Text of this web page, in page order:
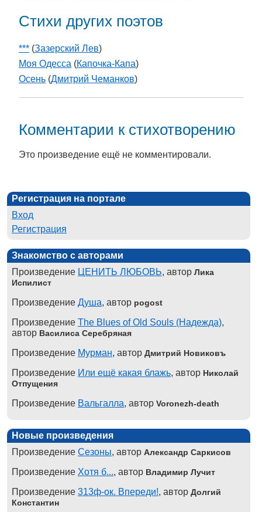
Стихи других поэтов
*** (Зазерский Лев)
Моя Одесса (Капочка-Капа)
Осень (Дмитрий Чеманков)
Комментарии к стихотворению
Это произведение ещё не комментировали.
Регистрация на портале
Вход
Регистрация
Знакомство с авторами
Произведение ЦЕНИТЬ ЛЮБОВЬ, автор Лика
Испилист
Произведение Душа, автор pogost
Произведение The Blues of Old Souls (Надежда),
автор Василиса Серебряная
Произведение Мурман, автор Дмитрий Новиковъ
Произведение Или ещё какая блажь, автор Николай
Отпущения
Произведение Вальгалла, автор Voronezh-death
Новые произведения
Произведение Сезоны, автор Александр Саркисов
Произведение Хотя б..., автор Владимир Лучит
Произведение 313ф-ок. Впереди!, автор Долгий
Константин